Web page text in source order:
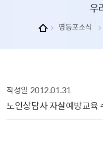
우
영등포소식
작성일 2012.01.31
노인상담사 자살예방교육